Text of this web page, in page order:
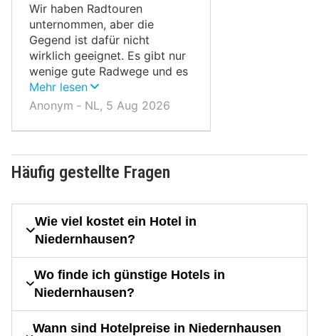
Wir haben Radtouren
unternommen, aber die
Gegend ist dafür nicht
wirklich geeignet. Es gibt nur
wenige gute Radwege und es
ist sehr hügelig.
Mehr lesen
Anonym ‐ NL, 5 Aug 2026
Häufig gestellte Fragen
Wie viel kostet ein Hotel in
Niedernhausen?
Wo finde ich günstige Hotels in
Niedernhausen?
Wann sind Hotelpreise in Niedernhausen